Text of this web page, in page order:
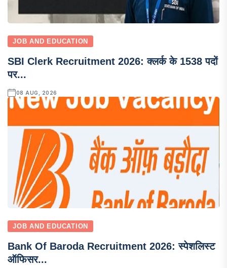
JOB AND EDUCATION
SBI Clerk Recruitment 2026: क्लर्क के 1538 पदों
पर...
08 AUG, 2026
JOB AND EDUCATION
Bank Of Baroda Recruitment 2026: स्पेशलिस्ट
ऑफिसर...